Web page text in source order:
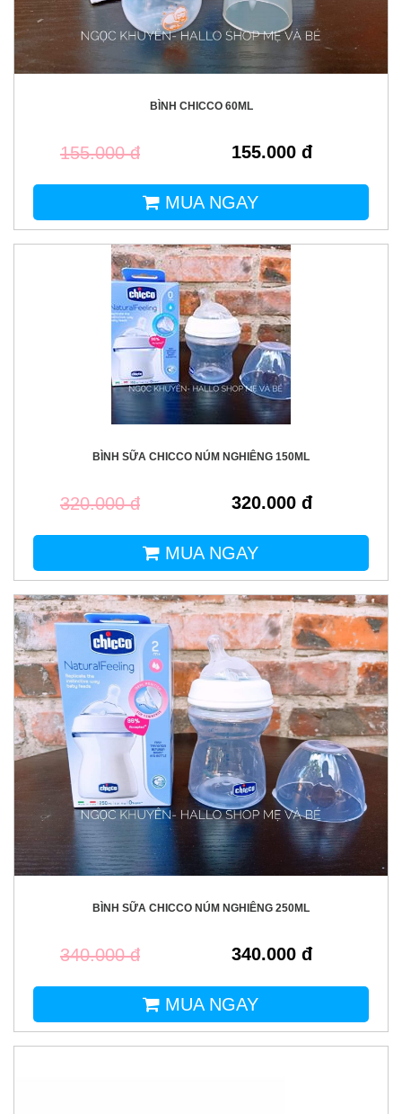
BÌNH CHICCO 60ML
155.000 đ 155.000 đ
MUA NGAY
BÌNH SỮA CHICCO NÚM NGHIÊNG 150ML
320.000 đ 320.000 đ
MUA NGAY
BÌNH SỮA CHICCO NÚM NGHIÊNG 250ML
340.000 đ 340.000 đ
MUA NGAY